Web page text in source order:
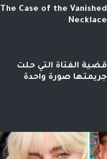
The Case of the Vanished
Necklace
قضية الفتاة التي حلت
جريمتها صورة واحدة